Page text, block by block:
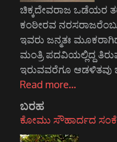
ಚಿಕ್ಕದೇವರಾಜ ಒಡೆಯರ
ಕಂಠೀರವ
ಇವರು ಜನ್ಮತಃ
ಮಂತ್ರಿ ಪದವಿಯಲ್ಲಿದ್ದ
ಇರುವವರೆಗೂ ಆಡಳಿತವು
Read more…
ಬರಹ
ಕೋಮು ಸೌಹಾರ್ದದ